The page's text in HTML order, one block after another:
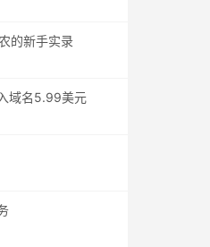
的新手实录
域名5.99美元